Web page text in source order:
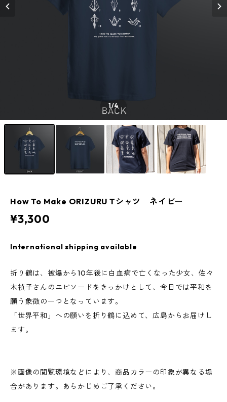
1/4
How To Make ORIZURU Tシャツ ネイビー
¥3,300
International shipping available
折り鶴は、被爆から10年後に白血病で亡くなった少女、佐々
木禎子さんのエピソードをきっかけとして、今日では平和を
願う象徴の一つとなっています。
「世界平和」への願いを折り鶴に込めて、広島からお届けし
ます。
※画像の閲覧環境などにより、商品カラーの印象が異なる場
合があります。あらかじめご了承ください。